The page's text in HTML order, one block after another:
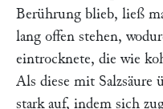
Berührung blieb, ließ
lang offen stehen,
eintrocknete, die wie
Als diese mit Salzsäure
stark auf, indem sich